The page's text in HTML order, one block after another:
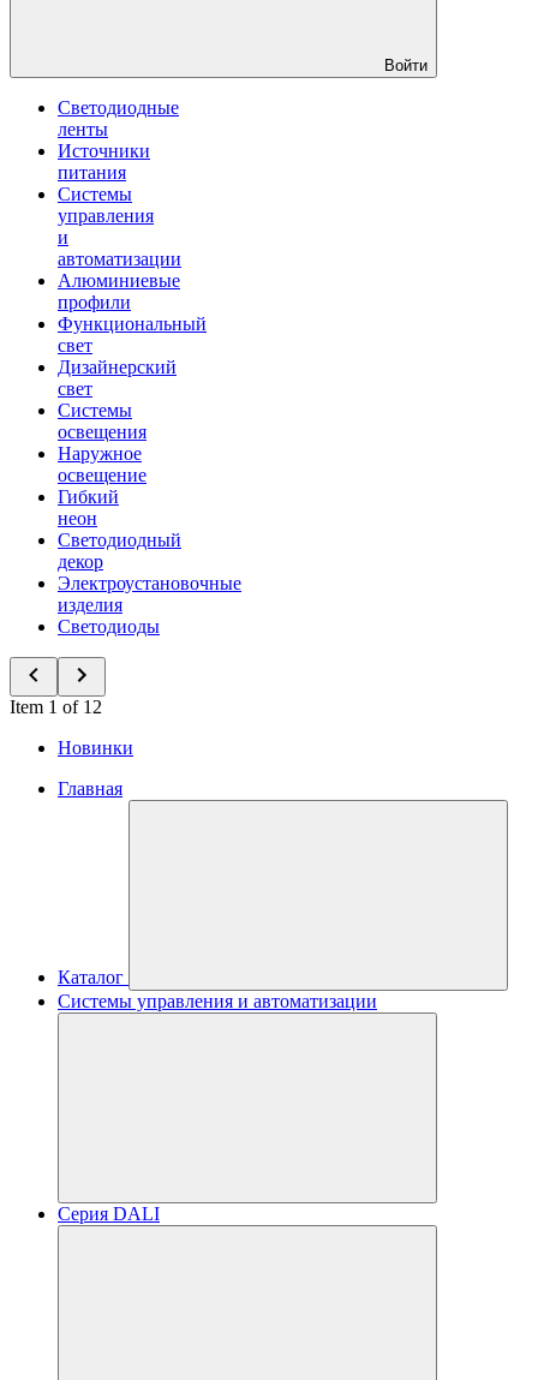
Войти
Светодиодные
ленты
Источники
питания
Системы
управления
и
автоматизации
Алюминиевые
профили
Функциональный
свет
Дизайнерский
свет
Системы
освещения
Наружное
освещение
Гибкий
неон
Светодиодный
декор
Электроустановочные
изделия
Светодиоды
Item 1 of 12
Новинки
Главная
Каталог
Системы управления и автоматизации
Серия DALI